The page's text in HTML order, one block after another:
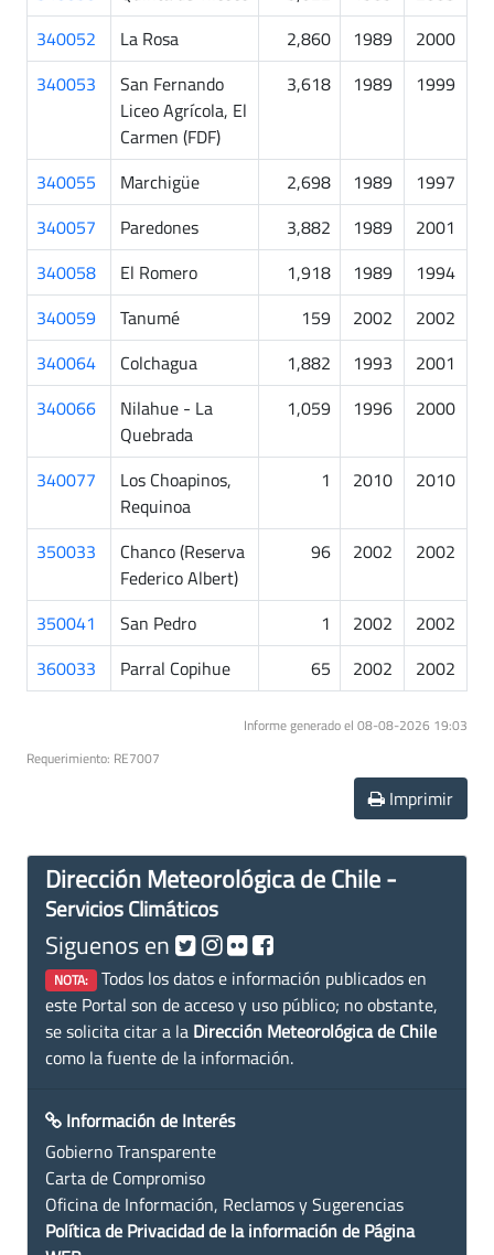
340052
La Rosa 2,860 1989
2000
340053
San Fernando
Liceo Agrícola, El
Carmen (FDF)
3,618 1989 1999
340055 Marchigüe 2,698 1989
1997
340057
Paredones 3,882 1989
2001
340058
El Romero 1,918 1989
1994
340059
Tanumé 159 2002
2002
340064
Colchagua 1,882 1993
2001
340066
Nilahue - La
Quebrada
1,059 1996 2000
340077
Los Choapinos,
Requinoa
1 2010 2010
350033
Chanco (Reserva
Federico Albert)
96 2002 2002
350041 San Pedro 1 2002
2002
360033
Parral Copihue 65 2002 2002
Informe generado el 08-08-2026 19:03
Requerimiento: RE7007
Imprimir
Dirección Meteorológica de Chile -
Servicios Climáticos
Siguenos en
NOTA: Todos los datos e información publicados en
este Portal son de acceso y uso público; no obstante,
se solicita citar a la Dirección Meteorológica de Chile
como la fuente de la información.
Información de Interés
Gobierno Transparente
Carta de Compromiso
Oficina de Información, Reclamos y Sugerencias
Política de Privacidad de la información de Página